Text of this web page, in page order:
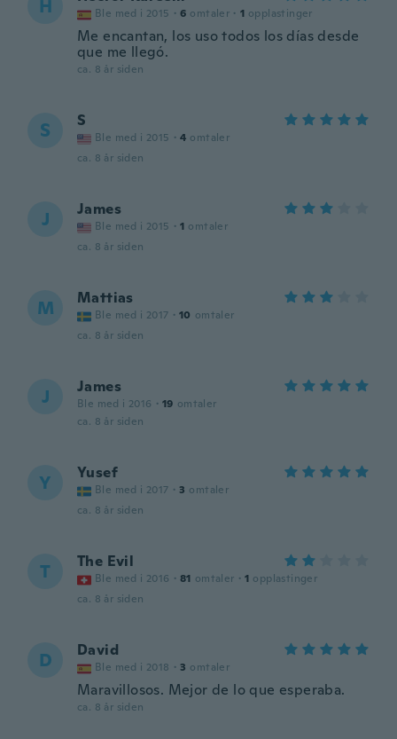
H Ble med i 2015 · 6 omtaler · 1 opplastinger
Me encantan, los uso todos los días desde
que me llegó.
ca. 8 år siden
S S
Ble med i 2015 · 4 omtaler
ca. 8 år siden
J James
Ble med i 2015 · 1 omtaler
ca. 8 år siden
M Mattias
Ble med i 2017 · 10 omtaler
ca. 8 år siden
J James
Ble med i 2016 · 19 omtaler
ca. 8 år siden
Y Yusef
Ble med i 2017 · 3 omtaler
ca. 8 år siden
T The Evil
Ble med i 2016 · 81 omtaler · 1 opplastinger
ca. 8 år siden
D David
Ble med i 2018 · 3 omtaler
Maravillosos. Mejor de lo que esperaba.
ca. 8 år siden